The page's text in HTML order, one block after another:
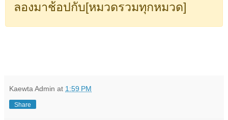
ลองมาช้อปกับ[หมวดรวมทุกหมวด]
Kaewta Admin at 1:59 PM
Share